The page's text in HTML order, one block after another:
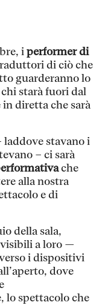
i performer di
di ciò che
guarderanno lo
starà fuori dal
diretta che sarà
laddove stavano i
– ci sarà
che
alla nostra
e di
della sala,
a loro —
i dispositivi
dove
lo spettacolo che